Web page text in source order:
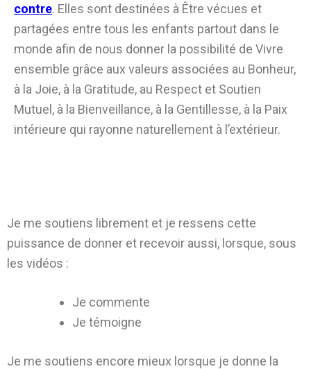
contre. Elles sont destinées à Être vécues et
partagées entre tous les enfants partout dans le
monde afin de nous donner la possibilité de Vivre
ensemble grâce aux valeurs associées au Bonheur,
à la Joie, à la Gratitude, au Respect et Soutien
Mutuel, à la Bienveillance, à la Gentillesse, à la Paix
intérieure qui rayonne naturellement à l’extérieur.
Je me soutiens librement et je ressens cette
puissance de donner et recevoir aussi, lorsque, sous
les vidéos :
Je commente
Je témoigne
Je me soutiens encore mieux lorsque je donne la